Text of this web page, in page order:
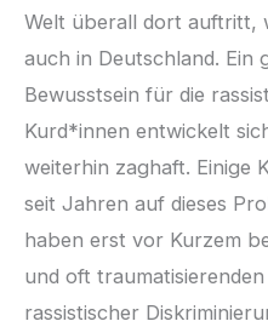
Welt überall dort auftritt,
auch in Deutschland. Ein
Bewusstsein für die
Kurd*innen entwickelt
weiterhin zaghaft. Einige
seit Jahren auf dieses
haben erst vor Kurzem
und oft
rassistischer